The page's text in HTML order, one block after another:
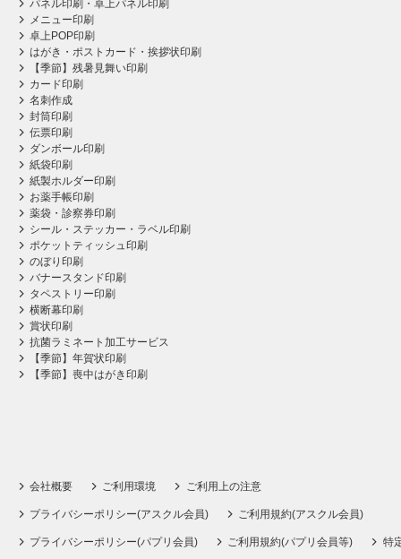
パネル印刷・卓上パネル印刷
メニュー印刷
卓上POP印刷
はがき・ポストカード・挨拶状印刷
【季節】残暑見舞い印刷
カード印刷
名刺作成
封筒印刷
伝票印刷
ダンボール印刷
紙袋印刷
紙製ホルダー印刷
お薬手帳印刷
薬袋・診察券印刷
シール・ステッカー・ラベル印刷
ポケットティッシュ印刷
のぼり印刷
バナースタンド印刷
タペストリー印刷
横断幕印刷
賞状印刷
抗菌ラミネート加工サービス
【季節】年賀状印刷
【季節】喪中はがき印刷
会社概要 ご利用環境 ご利用上の注意
プライバシーポリシー(アスクル会員) ご利用規約(アスクル会員)
プライバシーポリシー(パプリ会員) ご利用規約(パプリ会員等) 特